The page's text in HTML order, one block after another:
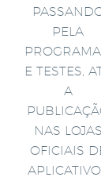
PELA
E TESTES,
A
NAS LOJAS
OFICIAIS